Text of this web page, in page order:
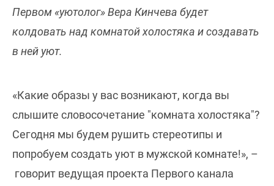
Первом «уютолог» Вера Кинчева будет
колдовать над комнатой холостяка и создавать
в ней уют.
«Какие образы у вас возникают, когда вы
слышите словосочетание "комната холостяка"?
Сегодня мы будем рушить стереотипы и
попробуем создать уют в мужской комнате!», –
говорит ведущая проекта Первого канала